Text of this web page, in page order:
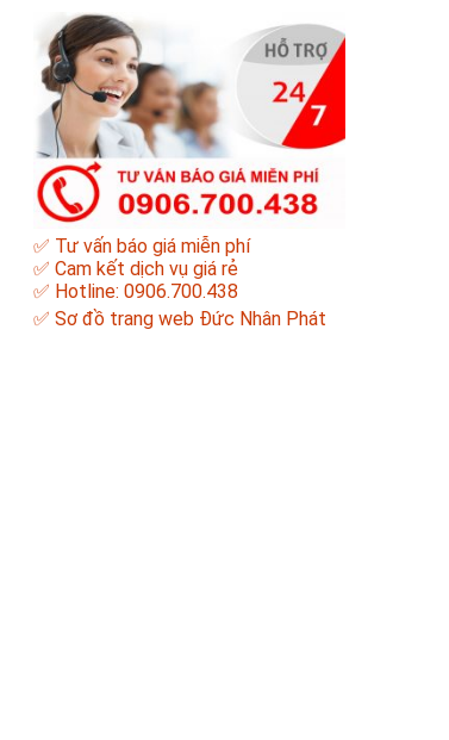
✅ Tư vấn báo giá miễn phí
✅ Cam kết dịch vụ giá rẻ
✅ Hotline: 0906.700.438
✅ Sơ đồ trang web Đức Nhân Phát